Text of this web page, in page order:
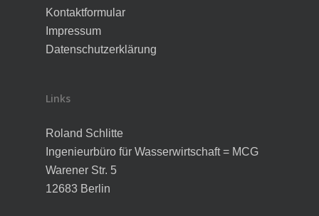
Kontaktformular
Impressum
Datenschutzerklärung
Links
Roland Schlitte
Ingenieurbüro für Wasserwirtschaft = MCG
Warener Str. 5
12683 Berlin